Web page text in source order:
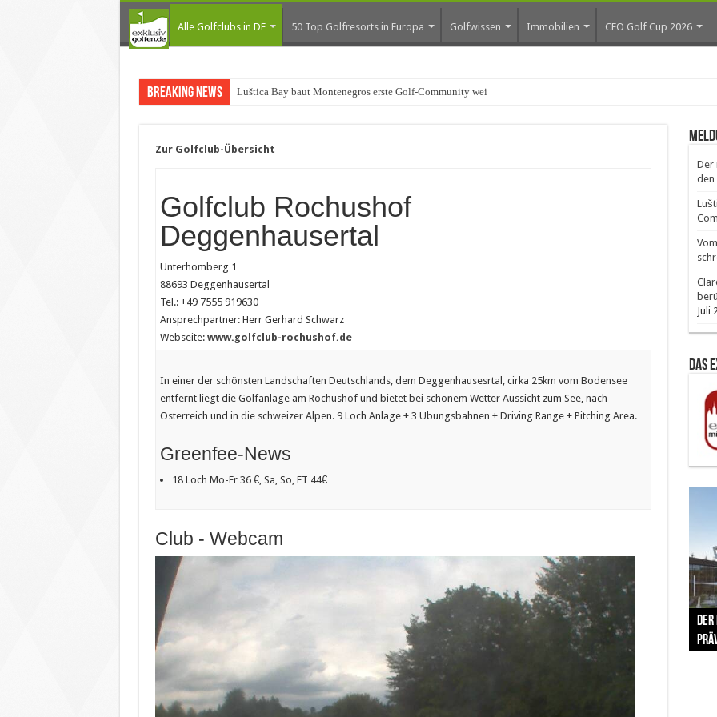
Alle Golfclubs in DE 50 Top Golfresorts in Europa Golfwissen Immobilien CEO Golf Cup 2026
Breaking News Luštica Bay baut Montenegros erste Golf-Community weiter aus
Zur Golfclub-Übersicht
Golfclub Rochushof
Deggenhausertal
Unterhomberg 1
88693 Deggenhausertal
Tel.: +49 7555 919630
Ansprechpartner: Herr Gerhard Schwarz
Webseite: www.golfclub-rochushof.de
In einer der schönsten Landschaften Deutschlands, dem Deggenhausesrtal, cirka 25km vom Bodensee
entfernt liegt die Golfanlage am Rochushof und bietet bei schönem Wetter Aussicht zum See, nach
Österreich und in die schweizer Alpen. 9 Loch Anlage + 3 Übungsbahnen + Driving Range + Pitching Area.
Greenfee-News
18 Loch Mo-Fr 36 €, Sa, So, FT 44€
Club - Webcam
Der
den
Juli
Das
The